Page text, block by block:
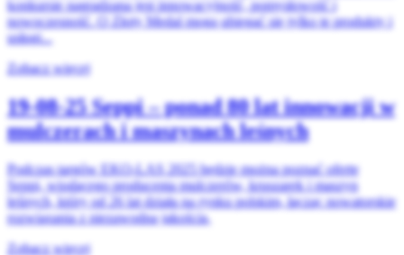
konkursie nagradzana jest innowacyjność, pomysłowość i
nowoczesność. O Złoty Medal mogą ubiegać się tylko te produkty i
usługi...
Zobacz więcej
19-08-25Seppi – ponad 80 lat innowacji w
mulczerach i maszynach leśnych
Podczas targów EKO-LAS 2025 będzie można poznać ofertę
Seppi, wiodącego producenta mulczerów, kruszarek i maszyn
leśnych, który od 26 lat działa na rynku polskim, łącząc nowatorskie
rozwiązania z niezawodną jakością.
Zobacz więcej